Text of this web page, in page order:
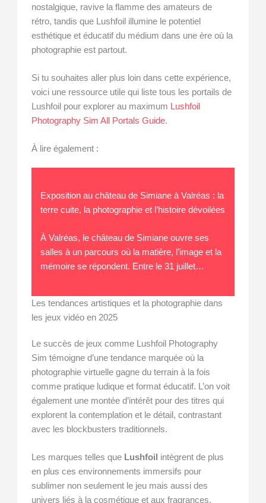
nostalgique, ravive la flamme des amateurs de
rétro, tandis que Lushfoil illumine le potentiel
esthétique et éducatif du médium dans une ère où la
photographie est partout.
Si tu souhaites aller plus loin dans cette expérience,
voici une ressource utile qui liste tous les portails de
Lushfoil pour explorer au maximum Lushfoil
Photography Sim All Portals Guide.
À lire également :
Exposition au château de Simiane à Valréas : la
terre cuite, la photographie et l’histoire dévoilées
À Valréas, le château de Simiane ouvre ses
salles à un parcours où la matière, l’image et la
mémoire se répondent. Entre le 31 juillet…
Les tendances artistiques et la photographie dans
les jeux vidéo en 2025
Le succès de jeux comme Lushfoil Photography
Sim témoigne d’une tendance marquée où la
photographie virtuelle gagne du terrain à la fois
comme pratique ludique et format éducatif. L’on voit
également une montée d’intérêt pour des titres qui
explorent la contemplation et le détail, contrastant
avec les blockbusters traditionnels.
Les marques telles que Lushfoil
intègrent de plus
en plus ces environnements immersifs pour
sublimer non seulement le jeu mais aussi des
univers liés à la cosmétique et aux fragrances,